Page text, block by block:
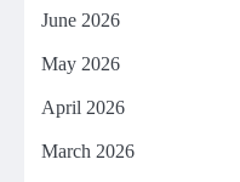
June 2026
May 2026
April 2026
March 2026